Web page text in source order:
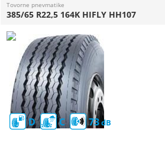
Tovorne pnevmatike
D C 73
385/65 R22,5 164K HIFLY HH107